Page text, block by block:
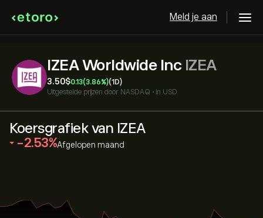
Meld je aan
IZEA Worldwide Inc IZEA
3.50‎$‎0.13(3.86%)(1D)
Uitgestelde prijzen door NASDAQ • in USD
Koersgrafiek van IZEA
‎-2.53‎ Afgelopen maand